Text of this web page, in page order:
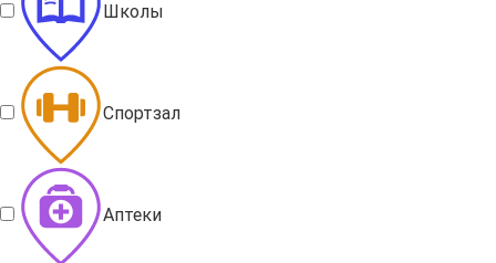
Школы
Спортзал
Аптеки